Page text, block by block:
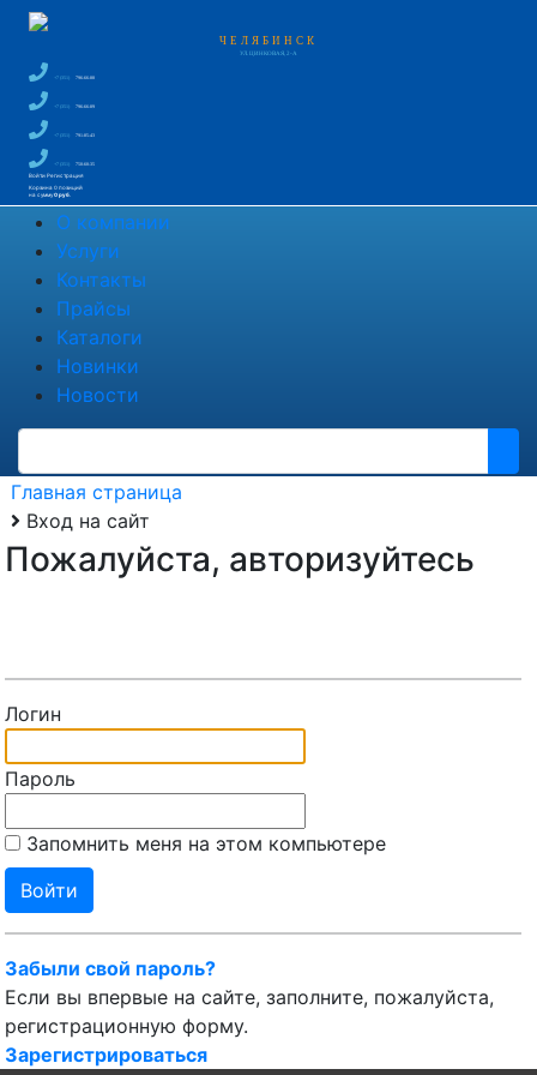
ЧЕЛЯБИНСК
УЛ. ЦИНКОВАЯ, 2-А
+7 (351) 796-66-88
+7 (351) 796-66-89
+7 (351) 791-85-43
+7 (351)
750-60-35
Войти Регистрация
Корзина0 позиций
на сумму0 руб.
О компании
Услуги
Контакты
Прайсы
Каталоги
Новинки
Новости
Главная страница
Вход на сайт
Пожалуйста, авторизуйтесь
Логин
Пароль
Запомнить меня на этом компьютере
Забыли свой пароль?
Если вы впервые на сайте, заполните, пожалуйста,
регистрационную форму.
Зарегистрироваться